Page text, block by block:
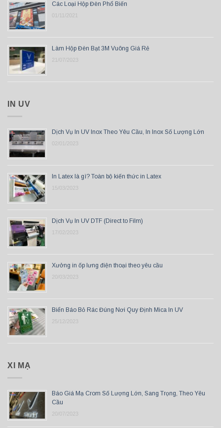
Các Loại Hộp Đèn Phổ Biến
01/11/2021
Làm Hộp Đèn Bạt 3M Vuông Giá Rẻ
21/07/2023
IN UV
Dịch Vụ In UV Inox Theo Yêu Cầu, In Inox Số Lượng Lớn
02/01/2023
In Latex là gì? Toàn bộ kiến thức in Latex
15/03/2023
Dịch Vụ In UV DTF (Direct to Film)
17/02/2023
Xưởng in ốp lưng điện thoại theo yêu cầu
20/03/2023
Biển Báo Bỏ Rác Đúng Nơi Quy Định Mica In UV
25/12/2023
XI MẠ
Báo Giá Mạ Crom Số Lượng Lớn, Sang Trọng, Theo Yêu
Cầu
20/07/2023